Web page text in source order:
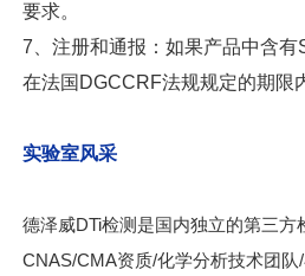
要求。
7、注册和通报：如果产品中含
在法国DGCCRF法规规定的期限
实验室风采
德泽威DTi检测是国内独立的第三方
CNAS/CMA资质/化学分析技术团